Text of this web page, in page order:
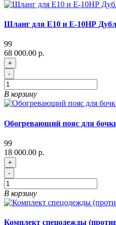
Шланг для Е10 и Е-10НР
99
68 000.00 р.
+
-
В корзину
Обогревающий пояс для
99
18 000.00 р.
+
-
В корзину
Комплект спецодежды